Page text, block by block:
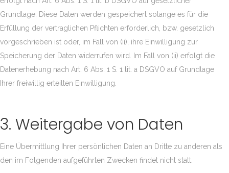
Grundlage. Diese Daten werden gespeichert solange es für die
Erfüllung der vertraglichen Pflichten erforderlich, bzw. gesetzlich
vorgeschrieben ist oder, im Fall von (ii), ihre Einwilligung zur
Speicherung der Daten widerrufen wird. Im Fall von (ii) erfolgt die
Datenerhebung nach Art. 6 Abs. 1 S. 1 lit. a DSGVO auf Grundlage
Ihrer freiwillig erteilten Einwilligung.
3. Weitergabe von Daten
Eine Übermittlung Ihrer persönlichen Daten an Dritte zu anderen als
den im Folgenden aufgeführten Zwecken findet nicht statt.